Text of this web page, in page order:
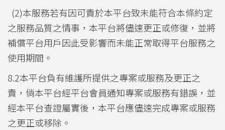
(2)本服務若有因可責於本平台致未能符合本條約定
之服務品質之情事，本平台將儘速更正或修復，並將
補償平台用戶因此受影響而未能正常取得平台服務之
使用期間。
8.2本平台負有維護所提供之專案或服務及更正之
責，倘本平台經平台會員通知專案或服務有錯誤，並
經本平台查證屬實後，本平台應儘速完成專案或服務
之更正或移除。